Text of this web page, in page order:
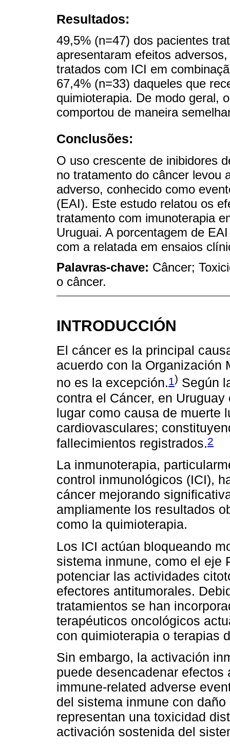
Resultados:
49,5% (n=47) dos pacientes
apresentaram efeitos
tratados com ICI em
67,4% (n=33) daqueles que
quimioterapia. De modo geral,
comportou de maneira
Conclusões:
O uso crescente de inibidores
no tratamento do câncer levou
adverso, conhecido como
(EAI). Este estudo relatou os
tratamento com imunoterapia
Uruguai. A porcentagem de
com a relatada em ensaios
Palavras-chave: Câncer;
o câncer.
INTRODUCCIÓN
El cáncer es la principal
acuerdo con la Organización
no es la excepción.1) Según
contra el Cáncer, en
lugar como causa de muerte
cardiovasculares;
fallecimientos registrados.2
La inmunoterapia,
control inmunológicos (ICI),
cáncer mejorando
ampliamente los resultados
como la quimioterapia.
Los ICI actúan bloqueando
sistema inmune, como el eje
potenciar las actividades
efectores antitumorales.
tratamientos se han
terapéuticos oncológicos
con quimioterapia o terapias
Sin embargo, la activación
puede desencadenar
immune-related adverse
del sistema inmune con
representan una toxicidad
activación sostenida del